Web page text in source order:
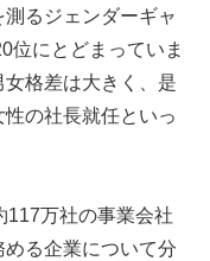
るジェンダーギャ
位にとどまっていま
格差は大きく、是
の社長就任といっ
117万社の事業会社
る企業について分